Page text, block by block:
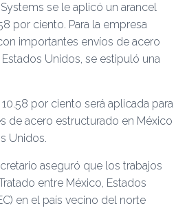
se le aplicó un arancel
por ciento. Para la empresa
importantes envíos de acero
Unidos, se estipuló una
por ciento será aplicada para
de acero estructurado en México
Unidos.
aseguró que los trabajos
entre México, Estados
en el país vecino del norte